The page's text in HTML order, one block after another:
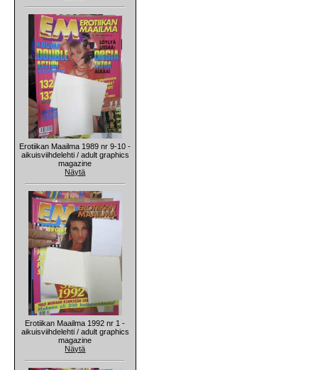
Erotiikan Maailma 1989 nr 9-10 -
aikuisviihdelehti / adult graphics
magazine
Näytä
Erotiikan Maailma 1992 nr 1 -
aikuisviihdelehti / adult graphics
magazine
Näytä